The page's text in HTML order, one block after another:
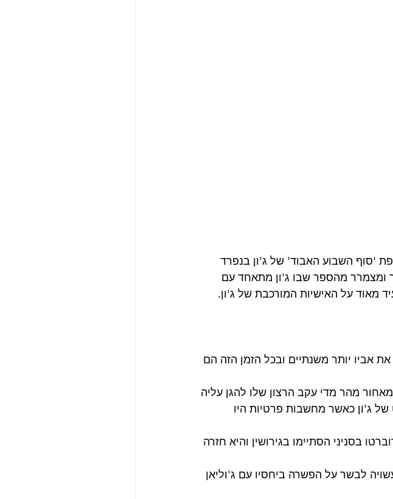
'סוף השבוע האבוד' של ג'ון בנפרד
ומצמרר מהספר שבו ג'ון מתאחד עם
מאוד על האישיות המורכבת של ג'ון.
אביו יותר משנתיים ובכל הזמן הזה הם
מהר מדי עקב הרצון שלו להגן עליה
ג'ון כאשר מחשבות פרטיות היו
בסניני הסתיימו בגירושין והיא חזרה
לבשר על הפשרה ביחסיו עם ג'וליאן